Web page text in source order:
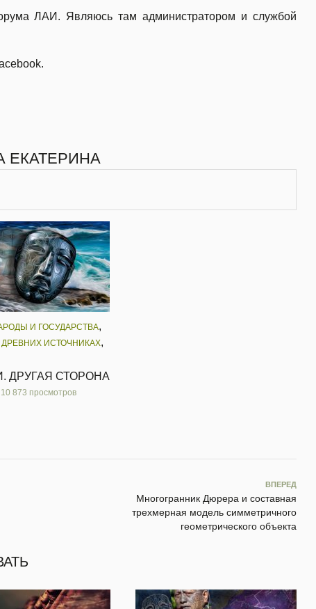
ЛАИ. Являюсь там администратором и службой
ЕКАТЕРИНА
И ГОСУДАРСТВА,
ИСТОЧНИКАХ,
ДРУГАЯ СТОРОНА
10 873 просмотров
ВПЕРЕД
Многогранник Дюрера и составная
трехмерная модель симметричного
геометрического объекта